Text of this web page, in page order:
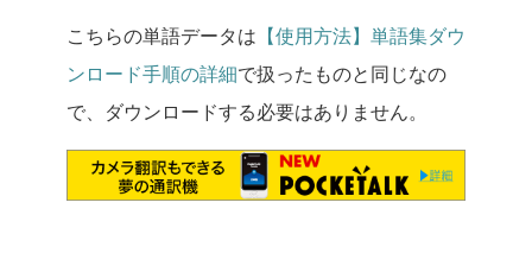
こちらの単語データは 【使用方法】単語集ダウ
ンロード手順の詳細で扱ったものと同じなの
で、ダウンロードする必要はありません。